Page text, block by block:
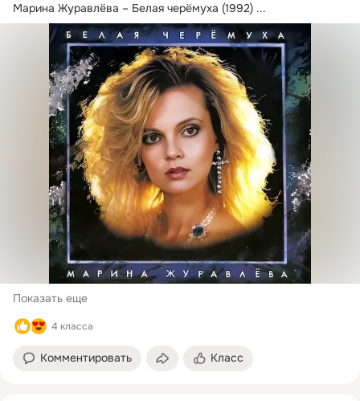
Марина Журавлёва – Белая черёмуха (1992) ...
Показать еще
4 класса
Комментировать Класс